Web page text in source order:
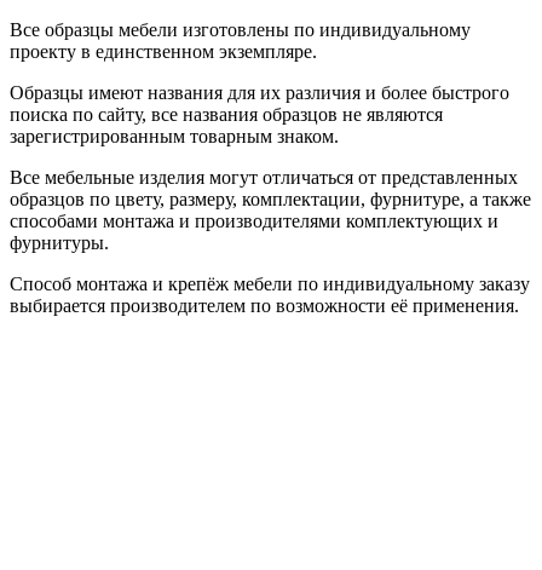
Все образцы мебели изготовлены по индивидуальному
проекту в единственном экземпляре.
Образцы имеют названия для их различия и более быстрого
поиска по сайту, все названия образцов не являются
зарегистрированным товарным знаком.
Все мебельные изделия могут отличаться от представленных
образцов по цвету, размеру, комплектации, фурнитуре, а также
способами монтажа и производителями комплектующих и
фурнитуры.
Способ монтажа и крепёж мебели по индивидуальному заказу
выбирается производителем по возможности её применения.